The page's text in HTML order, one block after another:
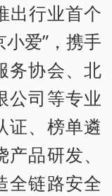
出行业首个
爱”，携手
务协会、北
公司等专业
证、榜单遴
品研发、
全链路安全